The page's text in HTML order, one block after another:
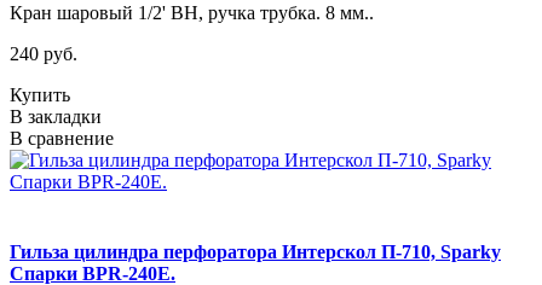
Кран шаровый 1/2' ВН, ручка трубка. 8 мм..
240 руб.
Купить
В закладки
В сравнение
Гильза цилиндра перфоратора Интерскол П-710, Sparky
Спарки BPR-240E.